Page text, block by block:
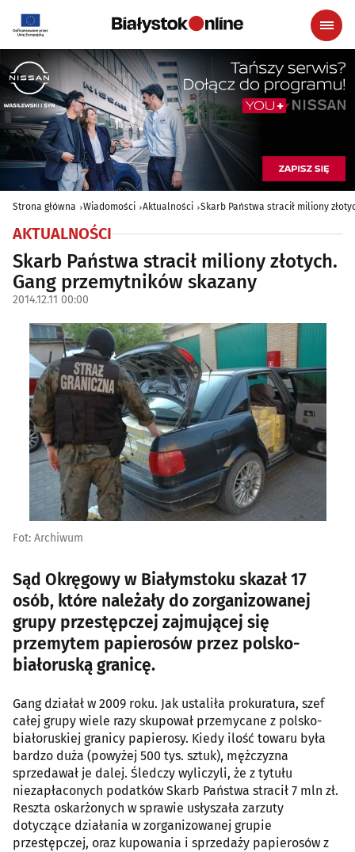
Strona główna Wiadomości Aktualności Skarb Państwa stracił miliony
AKTUALNOŚCI
Skarb Państwa stracił miliony złotych.
Gang przemytników skazany
2014.12.11 00:00
Fot: Archiwum
Sąd Okręgowy w Białymstoku skazał 17
osób, które należały do zorganizowanej
grupy przestępczej zajmującej się
przemytem papierosów przez polsko-
białoruską granicę.
Gang działał w 2009 roku. Jak ustaliła prokuratura, szef
całej grupy wiele razy skupował przemycane z polsko-
białoruskiej granicy papierosy. Kiedy ilość towaru była
bardzo duża (powyżej 500 tys. sztuk), mężczyzna
sprzedawał je dalej. Śledczy wyliczyli, że z tytułu
niezapłaconych podatków Skarb Państwa stracił 7 mln zł.
Reszta oskarżonych w sprawie usłyszała zarzuty
dotyczące działania w zorganizowanej grupie
przestępczej, oraz kupowania i sprzedaży papierosów z